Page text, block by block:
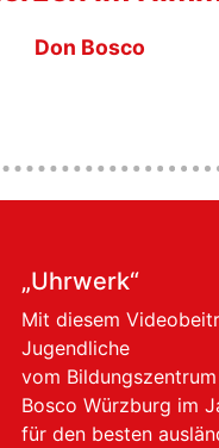
Don Bosco
Der Weg in den
Die beiden YouTuber
besuchen in
Moritz. Diese wollen
katholischen
Salesianer Don